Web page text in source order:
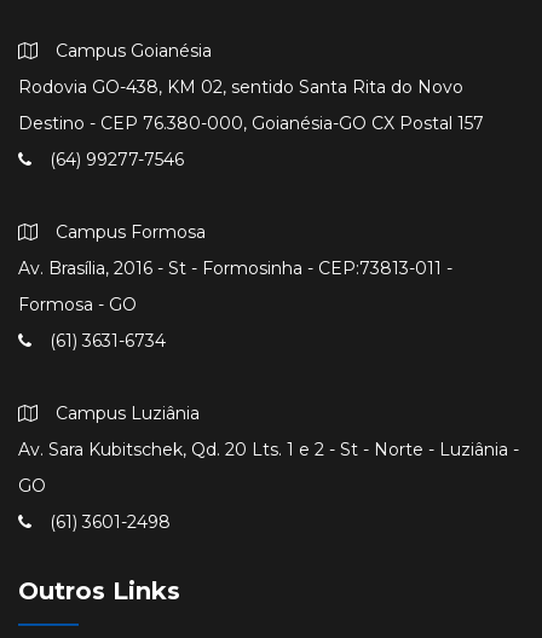
Campus Goianésia
Rodovia GO-438, KM 02, sentido Santa Rita do Novo
Destino - CEP 76.380-000, Goianésia-GO CX Postal 157
(64) 99277-7546
Campus Formosa
Av. Brasília, 2016 - St - Formosinha - CEP:73813-011 -
Formosa - GO
(61) 3631-6734
Campus Luziânia
Av. Sara Kubitschek, Qd. 20 Lts. 1 e 2 - St - Norte - Luziânia -
GO
(61) 3601-2498
Outros Links